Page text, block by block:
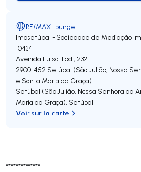
**************
RE/MAX Lounge
Imosetúbal - Sociedade de Mediação
10434
Avenida Luísa Todi, 232
2900-452 Setúbal (São Julião, Nossa
e Santa Maria da Graça)
Setúbal (São Julião, Nossa Senhora da
Maria da Graça), Setúbal
Voir sur la carte